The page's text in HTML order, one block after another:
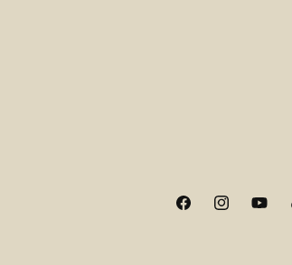
FacebookInstagram